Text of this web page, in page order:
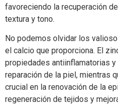
favoreciendo la recuperación
textura y tono.
No podemos olvidar los
el calcio que proporciona. El
propiedades antiinflamatorias
reparación de la piel, mientras
crucial en la renovación de la
regeneración de tejidos y